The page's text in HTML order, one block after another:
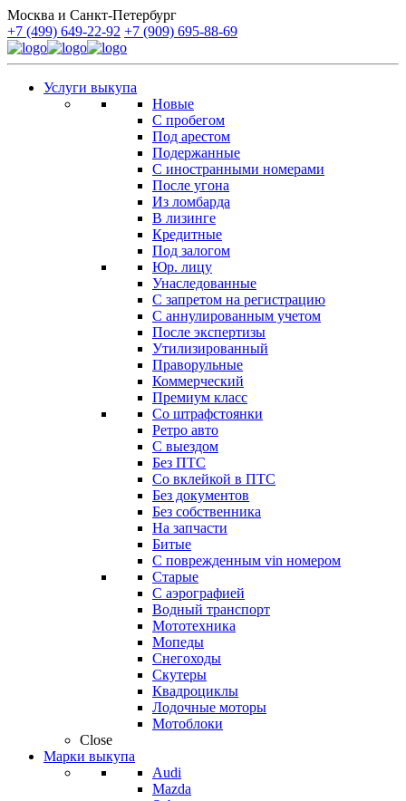
Москва и Санкт-Петербург
+7 (499) 649-22-92 +7 (909) 695-88-69
Услуги выкупа
Новые
С пробегом
Под арестом
Подержанные
С иностранными номерами
После угона
Из ломбарда
В лизинге
Кредитные
Под залогом
Юр. лицу
Унаследованные
С запретом на регистрацию
С аннулированным учетом
После экспертизы
Утилизированный
Праворульные
Коммерческий
Премиум класс
Со штрафстоянки
Ретро авто
С выездом
Без ПТС
Со вклейкой в ПТС
Без документов
Без собственника
На запчасти
Битые
С поврежденным vin номером
Старые
С аэрографией
Водный транспорт
Мототехника
Мопеды
Снегоходы
Скутеры
Квадроциклы
Лодочные моторы
Мотоблоки
Close
Марки выкупа
Audi
Mazda